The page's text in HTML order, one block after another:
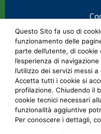
Questo Sito fa uso di
funzionamento delle
parte dell’utente, di
l’esperienza di
l’utilizzo dei servizi messi
Accetta tutti i cookie si
profilazione. Chiudendo il
cookie tecnici necessari
funzionalità aggiuntive
Per conoscere i dettagli,